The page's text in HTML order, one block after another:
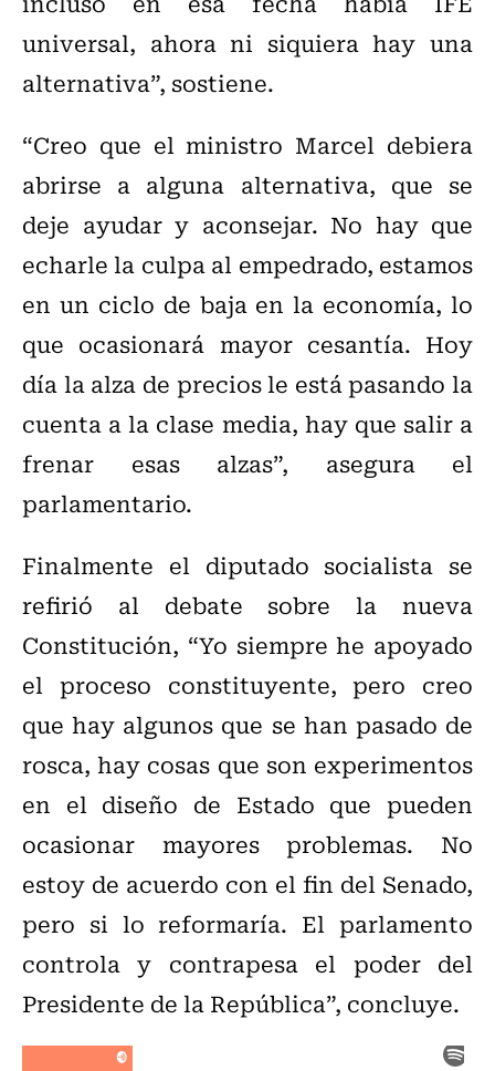
universal, ahora ni siquiera hay una
alternativa”, sostiene.
“Creo que el ministro Marcel debiera
abrirse a alguna alternativa, que se
deje ayudar y aconsejar. No hay que
echarle la culpa al empedrado, estamos
en un ciclo de baja en la economía, lo
que ocasionará mayor cesantía. Hoy
día la alza de precios le está pasando la
cuenta a la clase media, hay que salir a
frenar esas alzas”, asegura el
parlamentario.
Finalmente el diputado socialista se
refirió al debate sobre la nueva
Constitución, “Yo siempre he apoyado
el proceso constituyente, pero creo
que hay algunos que se han pasado de
rosca, hay cosas que son experimentos
en el diseño de Estado que pueden
ocasionar mayores problemas. No
estoy de acuerdo con el fin del Senado,
pero si lo reformaría. El parlamento
controla y contrapesa el poder del
Presidente de la República”, concluye.